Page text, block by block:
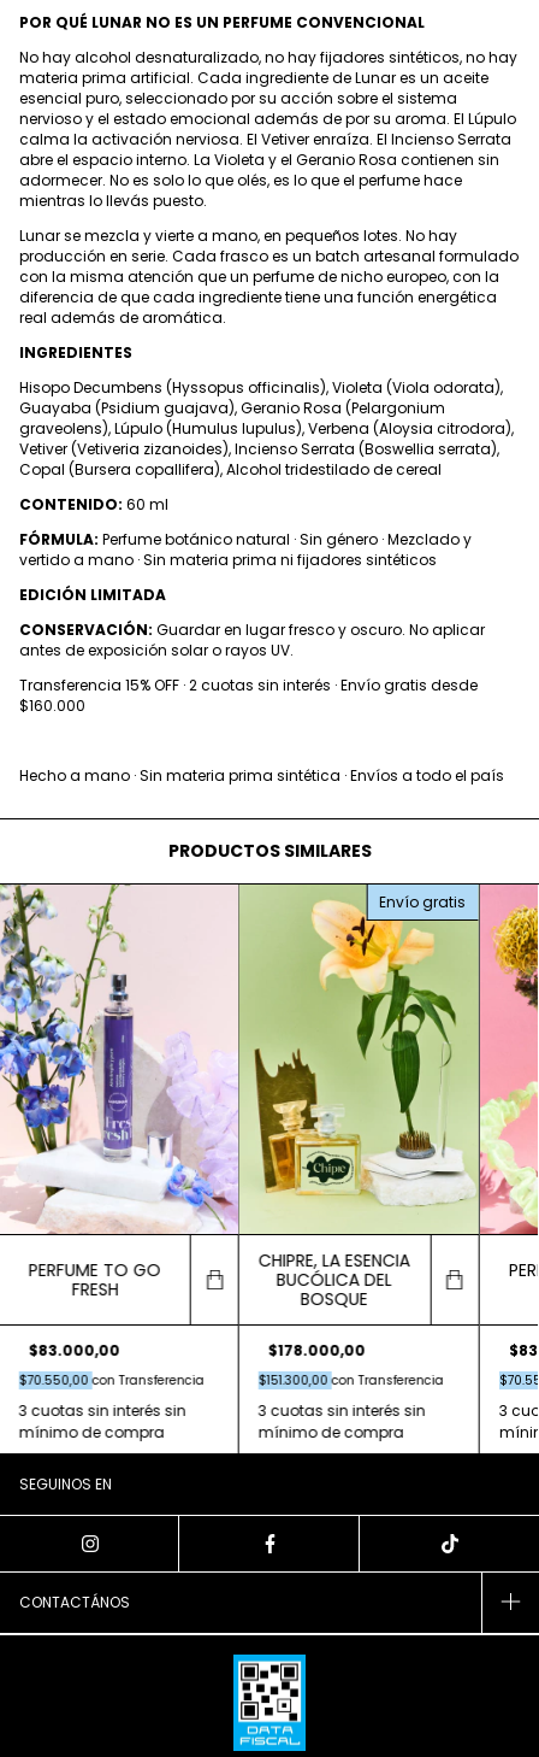
POR QUÉ LUNAR NO ES UN PERFUME CONVENCIONAL
No hay alcohol desnaturalizado, no hay fijadores sintéticos, no hay
materia prima artificial. Cada ingrediente de Lunar es un aceite
esencial puro, seleccionado por su acción sobre el sistema
nervioso y el estado emocional además de por su aroma. El Lúpulo
calma la activación nerviosa. El Vetiver enraíza. El Incienso Serrata
abre el espacio interno. La Violeta y el Geranio Rosa contienen sin
adormecer. No es solo lo que olés, es lo que el perfume hace
mientras lo llevás puesto.
Lunar se mezcla y vierte a mano, en pequeños lotes. No hay
producción en serie. Cada frasco es un batch artesanal formulado
con la misma atención que un perfume de nicho europeo, con la
diferencia de que cada ingrediente tiene una función energética
real además de aromática.
INGREDIENTES
Hisopo Decumbens (Hyssopus officinalis), Violeta (Viola odorata),
Guayaba (Psidium guajava), Geranio Rosa (Pelargonium
graveolens), Lúpulo (Humulus lupulus), Verbena (Aloysia citrodora),
Vetiver (Vetiveria zizanoides), Incienso Serrata (Boswellia serrata),
Copal (Bursera copallifera), Alcohol tridestilado de cereal
CONTENIDO: 60 ml
FÓRMULA: Perfume botánico natural · Sin género · Mezclado y
vertido a mano · Sin materia prima ni fijadores sintéticos
EDICIÓN LIMITADA
CONSERVACIÓN: Guardar en lugar fresco y oscuro. No aplicar
antes de exposición solar o rayos UV.
Transferencia 15% OFF · 2 cuotas sin interés · Envío gratis desde
$160.000
Hecho a mano · Sin materia prima sintética · Envíos a todo el país
PRODUCTOS SIMILARES
PERFUME TO GO
FRESH
$83.000,00
$70.550,00con Transferencia
Envío gratis
CHIPRE, LA ESENCIA
BUCÓLICA DEL
BOSQUE
$178.000,00
$151.300,00con Transferencia
SEGUINOS EN
CONTACTÁNOS